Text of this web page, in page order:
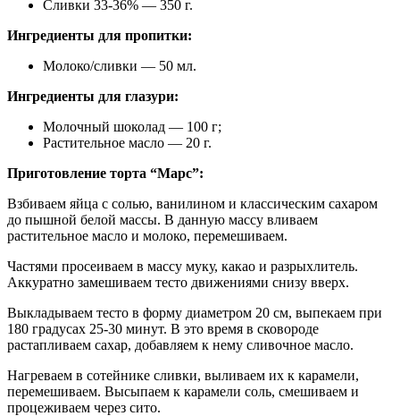
Сливки 33-36% — 350 г.
Ингредиенты для пропитки:
Молоко/сливки — 50 мл.
Ингредиенты для глазури:
Молочный шоколад — 100 г;
Растительное масло — 20 г.
Приготовление торта “Марс”:
Взбиваем яйца с солью, ванилином и классическим сахаром
до пышной белой массы. В данную массу вливаем
растительное масло и молоко, перемешиваем.
Частями просеиваем в массу муку, какао и разрыхлитель.
Аккуратно замешиваем тесто движениями снизу вверх.
Выкладываем тесто в форму диаметром 20 см, выпекаем при
180 градусах 25-30 минут. В это время в сковороде
растапливаем сахар, добавляем к нему сливочное масло.
Нагреваем в сотейнике сливки, выливаем их к карамели,
перемешиваем. Высыпаем к карамели соль, смешиваем и
процеживаем через сито.